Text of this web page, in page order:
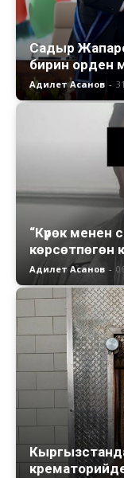
Садыр
бирин орден
Адилет Асанов -
“Күрөк менен
көрсөтпөгөн
Адилет Асанов -